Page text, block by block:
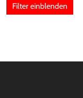
Filter einblenden